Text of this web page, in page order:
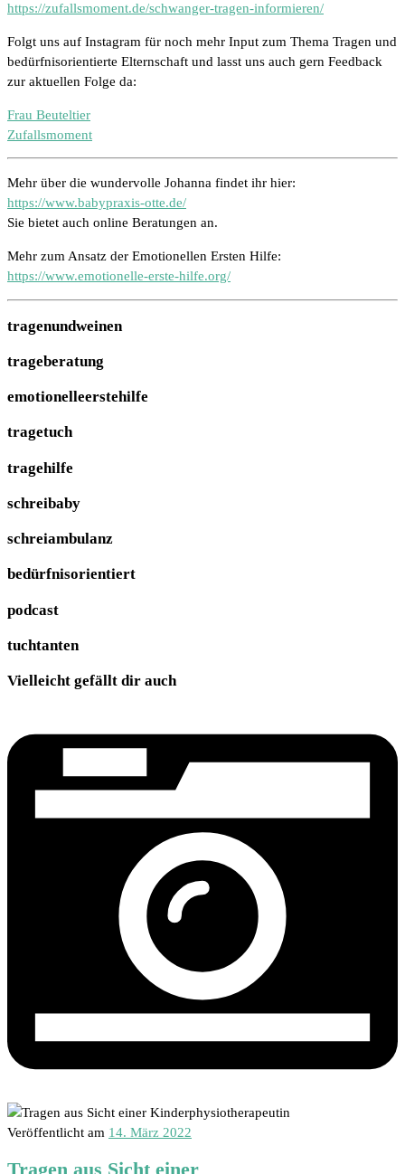
https://zufallsmoment.de/schwanger-tragen-informieren/
Folgt uns auf Instagram für noch mehr Input zum Thema Tragen und
bedürfnisorientierte Elternschaft und lasst uns auch gern Feedback
zur aktuellen Folge da:
Frau Beuteltier
Zufallsmoment
Mehr über die wundervolle Johanna findet ihr hier:
https://www.babypraxis-otte.de/
Sie bietet auch online Beratungen an.
Mehr zum Ansatz der Emotionellen Ersten Hilfe:
https://www.emotionelle-erste-hilfe.org/
tragenundweinen
trageberatung
emotionelleerstehilfe
tragetuch
tragehilfe
schreibaby
schreiambulanz
bedürfnisorientiert
podcast
tuchtanten
Vielleicht gefällt dir auch
Veröffentlicht am 14. März 2022
Tragen aus Sicht einer